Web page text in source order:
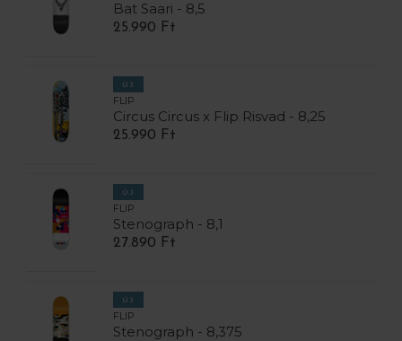
Bat Saari - 8,5
25.990 Ft
ÚJ
FLIP
Circus Circus x Flip Risvad - 8,25
25.990 Ft
ÚJ
FLIP
Stenograph - 8,1
27.890 Ft
ÚJ
FLIP
Stenograph - 8,375